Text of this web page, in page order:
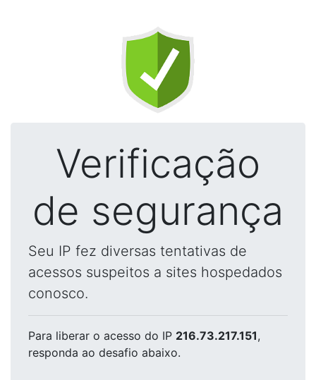
Verificação
de segurança
Seu IP fez diversas tentativas de
acessos suspeitos a sites hospedados
conosco.
Para liberar o acesso do IP 216.73.217.151,
responda ao desafio abaixo.